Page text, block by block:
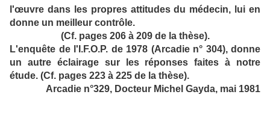
l'œuvre dans les propres attitudes du médecin, lui en
donne un meilleur contrôle.
(Cf. pages 206 à 209 de la thèse).
L'enquête de l'I.F.O.P. de 1978 (Arcadie n° 304), donne
un autre éclairage sur les réponses faites à notre
étude. (Cf. pages 223 à 225 de la thèse).
Arcadie n°329, Docteur Michel Gayda, mai 1981